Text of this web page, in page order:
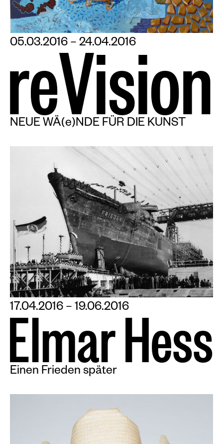
05.03.2016 – 24.04.2016
reVision
NEUE WÄ(e)NDE FÜR DIE KUNST
17.04.2016 – 19.06.2016
ElmarHess
Einen Frieden später